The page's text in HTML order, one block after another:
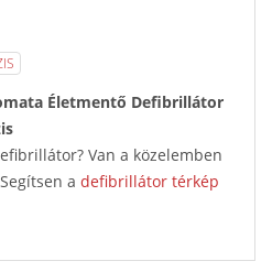
Életmentő Defibrillátor
Van a közelemben
a defibrillátor térkép